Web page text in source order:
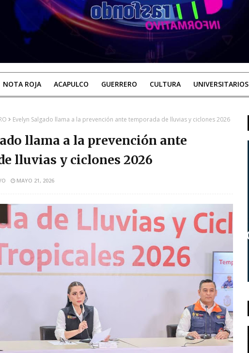
NOTA ROJA ACAPULCO GUERRERO CULTURA UNIVERSITARIOS
Evelyn Salgado llama a la prevención ante temporada de lluvias y ciclones 2026
llama a la prevención ante
lluvias y ciclones 2026
MAYO 21, 2026